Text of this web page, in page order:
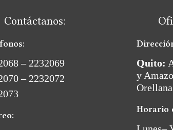
Contáctanos:
– 2232069
– 2232072
Quito:
y
Horario